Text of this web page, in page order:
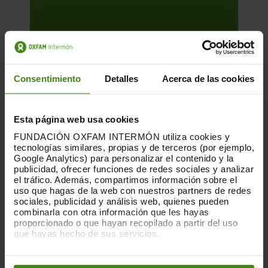
Consentimiento Detalles Acerca de las cookies
Esta página web usa cookies
FUNDACIÓN OXFAM INTERMÓN utiliza cookies y
tecnologías similares, propias y de terceros (por ejemplo,
Google Analytics) para personalizar el contenido y la
publicidad, ofrecer funciones de redes sociales y analizar
el tráfico. Además, compartimos información sobre el
uso que hagas de la web con nuestros partners de redes
sociales, publicidad y análisis web, quienes pueden
combinarla con otra información que les hayas
proporcionado o que hayan recopilado a partir del uso
que hayas hecho de sus servicios.
preferencias accediendo a nuestraPolítica de Cookieso
01.12.2025
La huella que dejan las nubes. Los
centros de datos y las desigualdades